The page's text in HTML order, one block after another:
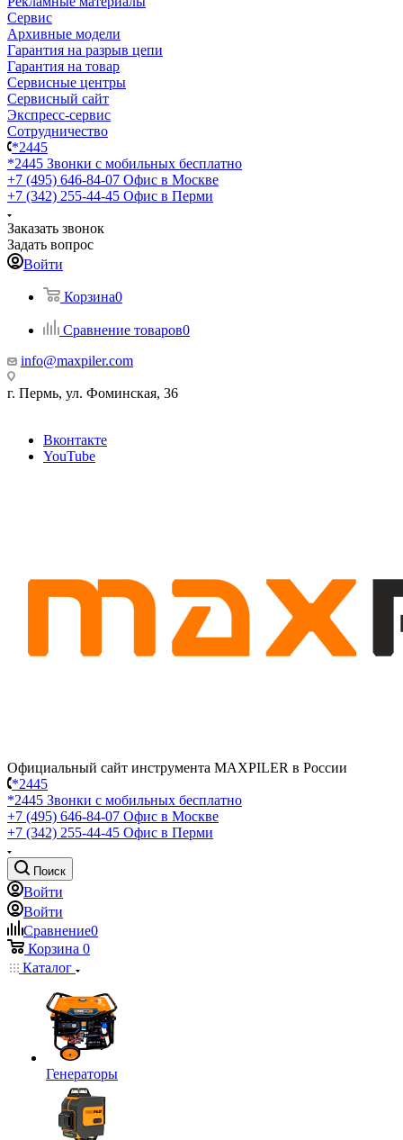
Сервис
Архивные модели
Гарантия на разрыв цепи
Гарантия на товар
Сервисные центры
Сервисный сайт
Экспресс-сервис
Сотрудничество
*2445
*2445 Звонки с мобильных бесплатно
+7 (495) 646-84-07 Офис в Москве
+7 (342) 255-44-45 Офис в Перми
Заказать звонок
Задать вопрос
Войти
Корзина0
Сравнение товаров0
info@maxpiler.com
г. Пермь, ул. Фоминская, 36
Вконтакте
YouTube
Официальный сайт инструмента MAXPILER в России
*2445
*2445 Звонки с мобильных бесплатно
+7 (495) 646-84-07 Офис в Москве
+7 (342) 255-44-45 Офис в Перми
Поиск
Войти
Войти
Сравнение0
Корзина 0
Каталог
Генераторы